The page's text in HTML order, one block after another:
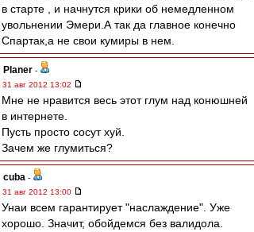
в старте , и начнутся крики об немедленном
увольнении Эмери.А так да главное конечно
Спартак,а не свои кумиры в нем.
Planer -
31 авг 2012 13:02
Мне не нравится весь этот глум над конюшней
в интернете.
Пусть просто сосут хуй.
Зачем же глумиться?
cuba -
31 авг 2012 13:00
Унаи всем гарантирует "наслаждение". Уже
хорошо. Значит, обойдемся без валидола.